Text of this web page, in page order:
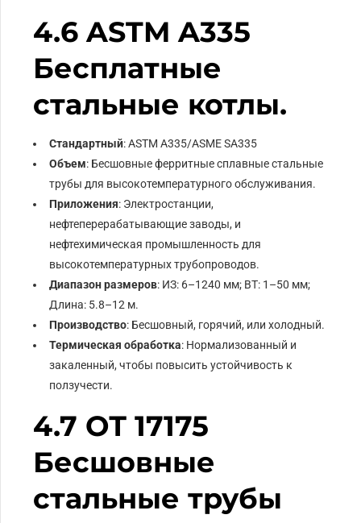
4.6 ASTM A335
Бесплатные
стальные котлы.
Стандартный: ASTM A335/ASME SA335
Объем: Бесшовные ферритные сплавные стальные
трубы для высокотемпературного обслуживания.
Приложения: Электростанции,
нефтеперерабатывающие заводы, и
нефтехимическая промышленность для
высокотемпературных трубопроводов.
Диапазон размеров: ИЗ: 6–1240 мм; ВТ: 1–50 мм;
Длина: 5.8–12 м.
Производство: Бесшовный, горячий, или холодный.
Термическая обработка: Нормализованный и
закаленный, чтобы повысить устойчивость к
ползучести.
4.7 ОТ 17175
Бесшовные
стальные трубы